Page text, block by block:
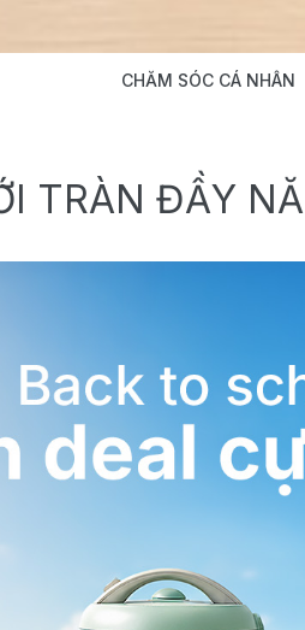
CHĂM SÓC CÁ NHÂN
TRÀN ĐẦY